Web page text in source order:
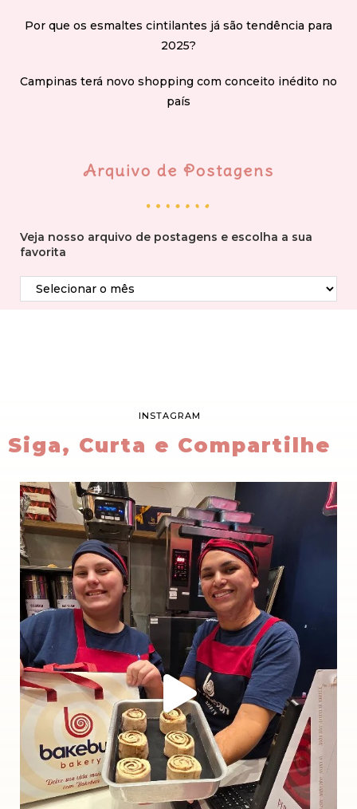
Por que os esmaltes cintilantes já são tendência para
2025?
Campinas terá novo shopping com conceito inédito no
país
Arquivo de Postagens
Veja nosso arquivo de postagens e escolha a sua
favorita
INSTAGRAM
Siga, Curta e Compartilhe